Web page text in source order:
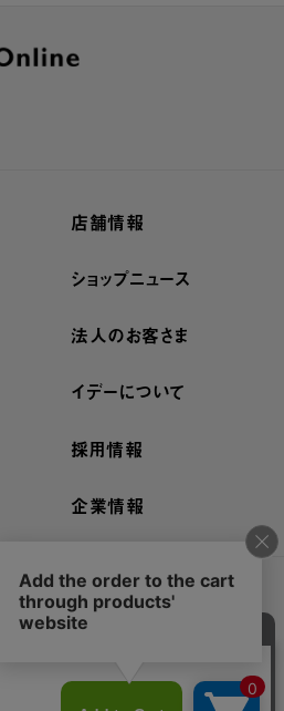
店舗情報
ショップニュース
法人のお客さま
イデーについて
採用情報
企業情報
外部送信ポリシー
ご利用規約
示
古物営業法に基づく表示